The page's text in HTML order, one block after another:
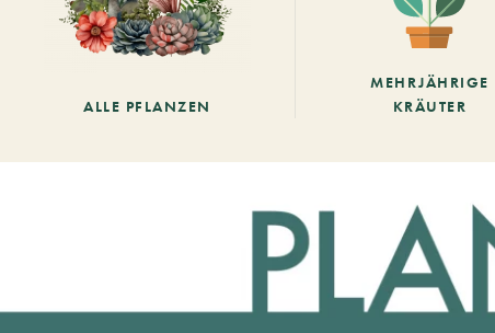
ALLE PFLANZEN
MEHRJÄHRIGE
KRÄUTER